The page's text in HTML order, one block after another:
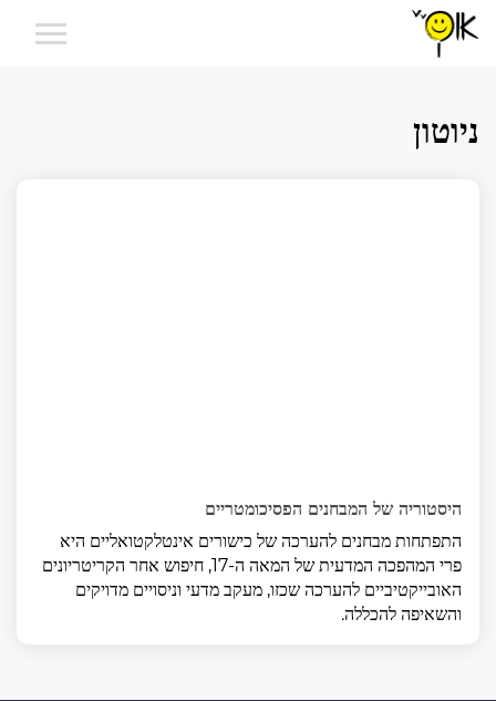
ניוטון
היסטוריה של המבחנים הפסיכומטריים
התפתחות מבחנים להערכה של כישורים אינטלקטואליים היא
פרי המהפכה המדעית של המאה ה-17, חיפוש אחר הקריטריונים
האובייקטיביים להערכה שכזו, מעקב מדעי וניסויים מדויקים
והשאיפה להכללה.